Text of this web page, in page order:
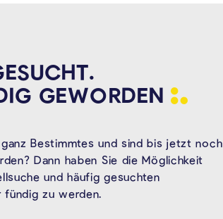
GEWORDEN
Bestimmtes und sind bis jetzt noch
Dann haben Sie die Möglichkeit
und häufig gesuchten
fündig zu werden.